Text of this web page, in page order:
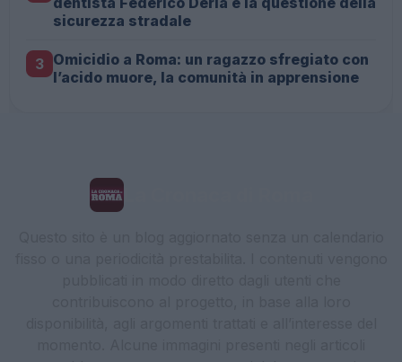
sicurezza stradale
3 Omicidio a Roma: un ragazzo sfregiato con
l’acido muore, la comunità in apprensione